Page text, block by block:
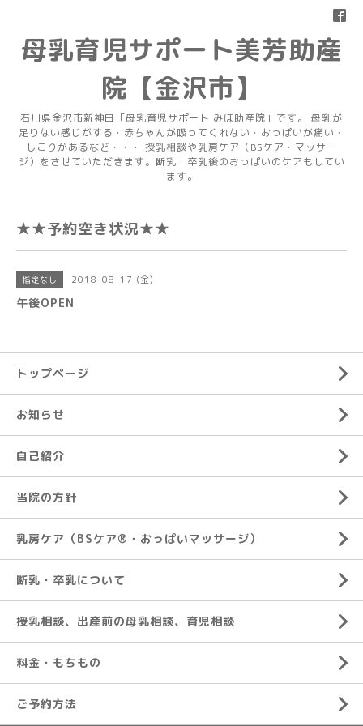
母乳育児サポート美芳助産
院【金沢市】
石川県金沢市新神田「母乳育児サポート みほ助産院」です。 母乳が
足りない感じがする・赤ちゃんが吸ってくれない・おっぱいが痛い・
しこりがあるなど・・・ 授乳相談や乳房ケア（BSケア・マッサー
ジ）をさせていただきます。断乳・卒乳後のおっぱいのケアもしてい
ます。
★★予約空き状況★★
指定なし 2018-08-17 (金)
午後OPEN
トップページ
お知らせ
自己紹介
当院の方針
乳房ケア（BSケア®︎・おっぱいマッサージ）
断乳・卒乳について
授乳相談、出産前の母乳相談、育児相談
料金・もちもの
ご予約方法